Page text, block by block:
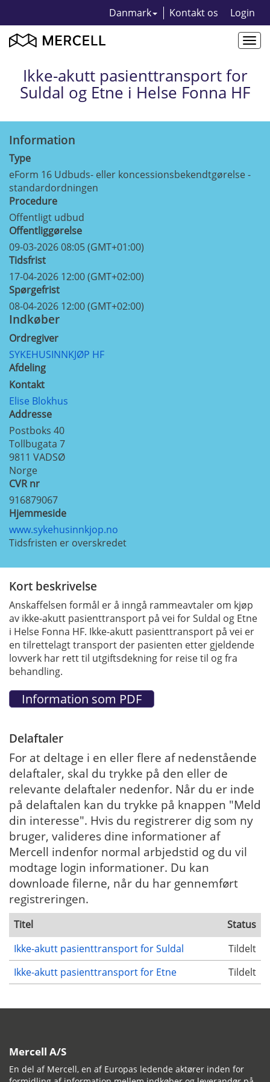
Danmark Kontakt os Login
Ikke-akutt pasienttransport for
Suldal og Etne i Helse Fonna HF
Information
Type
eForm 16 Udbuds- eller koncessionsbekendtgørelse -
standardordningen
Procedure
Offentligt udbud
Offentliggørelse
09-03-2026 08:05 (GMT+01:00)
Tidsfrist
17-04-2026 12:00 (GMT+02:00)
Spørgefrist
08-04-2026 12:00 (GMT+02:00)
Indkøber
Ordregiver
SYKEHUSINNKJØP HF
Afdeling
Kontakt
Elise Blokhus
Addresse
Postboks 40
Tollbugata 7
9811 VADSØ
Norge
CVR nr
916879067
Hjemmeside
www.sykehusinnkjop.no
Tidsfristen er overskredet
Kort beskrivelse
Anskaffelsen formål er å inngå rammeavtaler om kjøp
av ikke-akutt pasienttransport på vei for Suldal og Etne
i Helse Fonna HF. Ikke-akutt pasienttransport på vei er
en tilrettelagt transport der pasienten etter gjeldende
lovverk har rett til utgiftsdekning for reise til og fra
behandling.
Delaftaler
For at deltage i en eller flere af nedenstående
delaftaler, skal du trykke på den eller de
relevante delaftaler nedenfor. Når du er inde
på delaftalen kan du trykke på knappen "Meld
din interesse". Hvis du registrerer dig som ny
bruger, valideres dine informationer af
Mercell indenfor normal arbjedstid og du vil
modtage login informationer. Du kan
downloade filerne, når du har gennemført
registreringen.
Titel
Status
Ikke-akutt pasienttransport for Suldal
Tildelt
Ikke-akutt pasienttransport for Etne
Tildelt
Mercell A/S
En del af Mercell, en af Europas ledende aktører inden for